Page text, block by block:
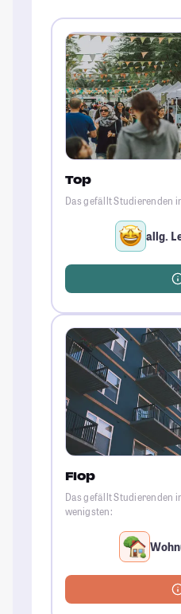
Top
Das gefällt Studierenden
allg.
Flop
Das gefällt Studierenden
wenigsten: